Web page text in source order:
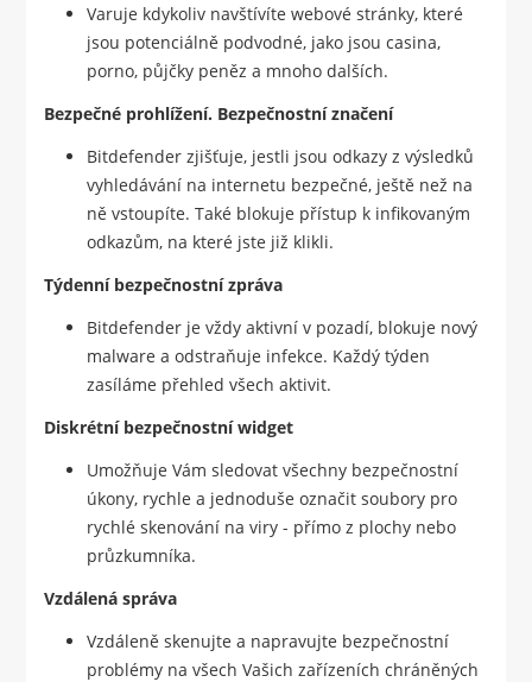
Varuje kdykoliv navštívíte webové stránky, které
jsou potenciálně podvodné, jako jsou casina,
porno, půjčky peněz a mnoho dalších.
Bezpečné prohlížení. Bezpečnostní značení
Bitdefender zjišťuje, jestli jsou odkazy z výsledků
vyhledávání na internetu bezpečné, ještě než na
ně vstoupíte. Také blokuje přístup k infikovaným
odkazům, na které jste již klikli.
Týdenní bezpečnostní zpráva
Bitdefender je vždy aktivní v pozadí, blokuje nový
malware a odstraňuje infekce. Každý týden
zasíláme přehled všech aktivit.
Diskrétní bezpečnostní widget
Umožňuje Vám sledovat všechny bezpečnostní
úkony, rychle a jednoduše označit soubory pro
rychlé skenování na viry - přímo z plochy nebo
průzkumníka.
Vzdálená správa
Vzdáleně skenujte a napravujte bezpečnostní
problémy na všech Vašich zařízeních chráněných